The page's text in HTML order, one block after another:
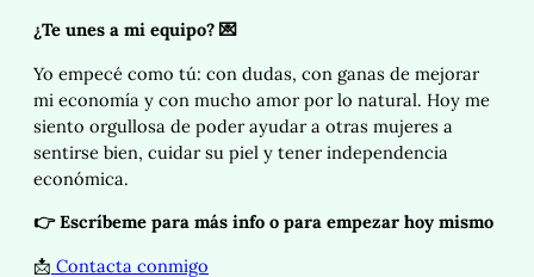
¿Te unes a mi equipo? 💌
Yo empecé como tú: con dudas, con ganas de mejorar
mi economía y con mucho amor por lo natural. Hoy me
siento orgullosa de poder ayudar a otras mujeres a
sentirse bien, cuidar su piel y tener independencia
económica.
👉Escríbeme para más info o para empezar hoy mismo
📩 Contacta conmigo